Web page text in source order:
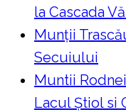
la Cascada
Munții
Secuiului
Muntii
Lacul Ştiol si